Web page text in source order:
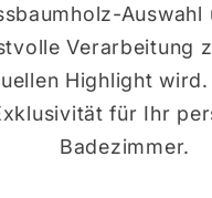
Auswahl
Verarbeitung
Highlight wird.
für Ihr
Badezimmer.